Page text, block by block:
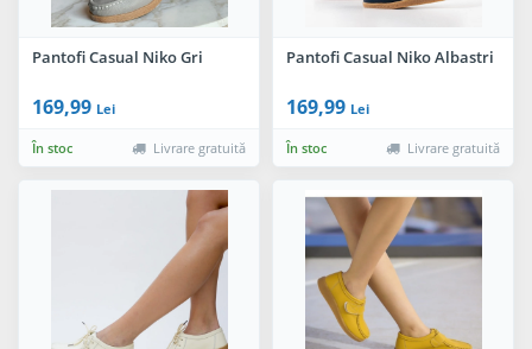
Pantofi Casual Niko Gri
169,99 Lei
În stoc Livrare gratuită
Pantofi Casual Niko Albastri
169,99 Lei
În stoc Livrare gratuită